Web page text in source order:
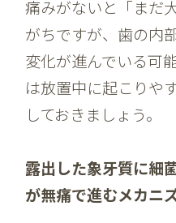
痛みがないと「まだ
がちですが、歯の内
変化が進んでいる可
は放置中に起こりや
しておきましょう。
露出した象牙質に細
が無痛で進むメカニ